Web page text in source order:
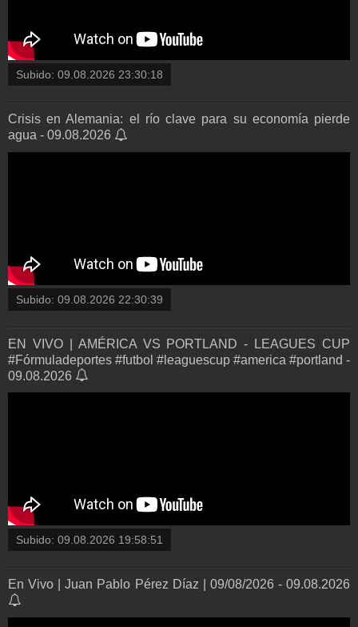
Subido: 09.08.2026 23:30:18
Crisis en Alemania: el río clave para su economía pierde
agua - 09.08.2026
Subido: 09.08.2026 22:30:39
EN VIVO | AMÉRICA VS PORTLAND - LEAGUES CUP
#Fórmuladeportes #futbol #leaguescup #america #portland -
09.08.2026
Subido: 09.08.2026 19:58:51
En Vivo | Juan Pablo Pérez Díaz | 09/08/2026 - 09.08.2026